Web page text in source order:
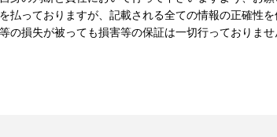
払っておりますが、記載される全ての情報の正確性を
の損失が被っても損害等の保証は一切行っておりませ